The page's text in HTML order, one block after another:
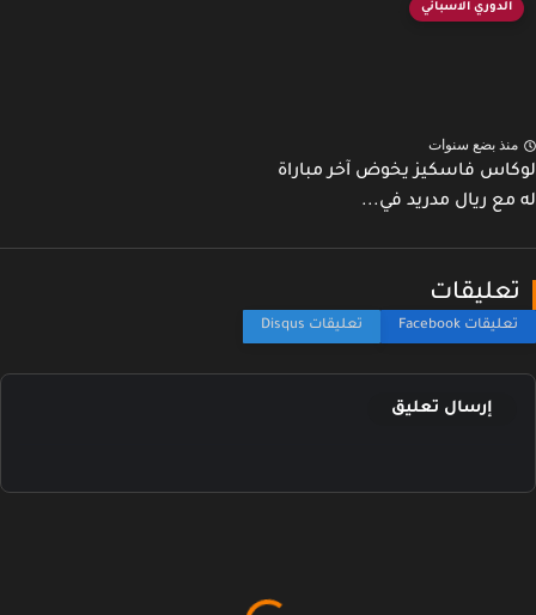
الدوري الاسباني
بضع سنوات
فاسكيز يخوض آخر مباراة
ريال مدريد في...
إرسال تعليق